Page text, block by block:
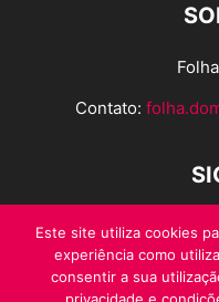
Contato:
Este site utiliza cookies
experiência como
consentir a sua